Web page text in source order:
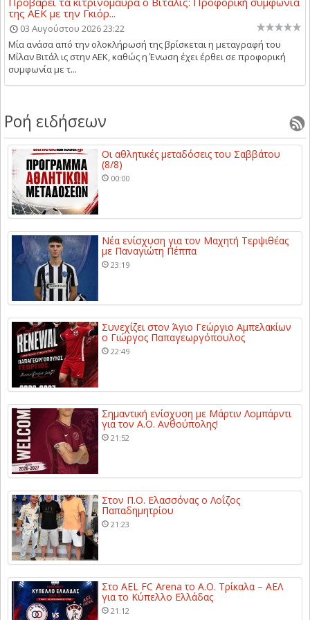
της ΑΕΚ με την Γκιόρ...
03 Αυγούστου 2026 23:22
Μία ανάσα από την ολοκλήρωσή της βρίσκεται η μεταγραφή του
Μίλαν Βιτάλ ις στην ΑΕΚ, καθώς η Ένωση έχει έρθει σε προφορική
συμφωνία με τ...
Ροή ειδήσεων
Οι αθλητικές μεταδόσεις του Σαββάτου
(8/8)
00:00
Νέα ενίσχυση για τον Μαχητή Τερψιθέας
με Παναγιώτη Πέππα
23:19
Συνεχίζει στον Άγιο Γεώργιο Αμπελακίων
ο Γιώργος Παπαγεωργόπουλος
22:49
Σημαντική ενίσχυση με Μάρτιν Λομπάρντι
για τον Α.Ο. Ανθούπολης!
21:52
Στον Π.Ο. Ελασσόνας ο Λοΐζος
Παπαδημητρίου
21:23
Στο AEL FC Arena το Α.Ο. Τρίκαλα – ΑΕΛ
για το Κύπελλο Ελλάδας
21:12